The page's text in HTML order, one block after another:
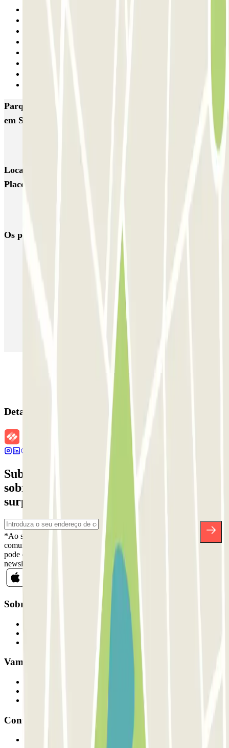
Parques de estacionamento com melhor classificação
em Schaerbeek
Locais e eventos interessantes próximos de Parkbee
Place Solvay
Os parques de estacionamento
Estacionamento em Lisboa
Estacionamento em Sevilha
Estacionamento em Aeroporto de Adolfo Suárez Madrid–Barajas
Detalhes da reserva
Subscreva a nossa newsletter e saiba mais
sobre descontos, sorteios e muitas outras
surpresas.
*Ao subscrever, aceita a nossa Política de Privacidade para receber
comunicações comerciais da Parclick. Sem qualquer obrigação,
pode cancelar a sua subscrição sempre que quiser na mesma
newsletter.
Sobre a Parclick
Os nossos parques de estacionamento
Vamos colaborar?
Fornecedor de estacionamento
Contacto